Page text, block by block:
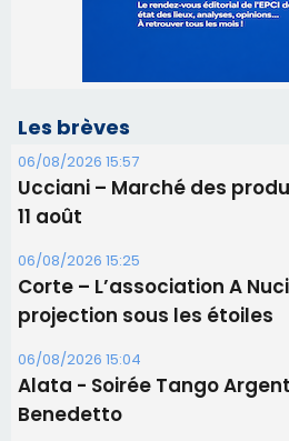
Corte – L’association A
projection sous les étoiles
06/08/2026 15:04
Alata - Soirée Tango
Benedetto
05/08/2026 09:53
Biguglia : messe de la
procession le 14 août
31/07/2026 08:24
Tennis - Début ce week-
RCPV